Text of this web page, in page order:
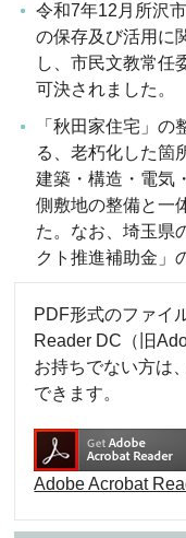
令和7年12月所沢
の保存及び活用に
し、市民文教常任
可決されました。
「秋田家住宅」
る、老朽化した箇
建築・構造・電気
側敷地の整備と一
た。なお、埼玉県
クト推進補助金」
PDF形式のファイ
Reader DC（旧
お持ちでない方は
できます。
Adobe Acrobat